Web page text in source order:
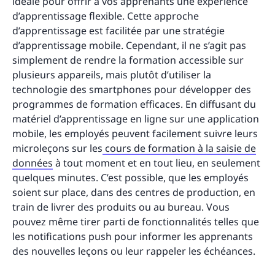
d’apprentissage flexible. Cette approche
d’apprentissage est facilitée par une stratégie
d’apprentissage mobile. Cependant, il ne s’agit pas
simplement de rendre la formation accessible sur
plusieurs appareils, mais plutôt d’utiliser la
technologie des smartphones pour développer des
programmes de formation efficaces. En diffusant du
matériel d’apprentissage en ligne sur une application
mobile, les employés peuvent facilement suivre leurs
microleçons sur les cours de formation à la saisie de
données à tout moment et en tout lieu, en seulement
quelques minutes. C’est possible, que les employés
soient sur place, dans des centres de production, en
train de livrer des produits ou au bureau. Vous
pouvez même tirer parti de fonctionnalités telles que
les notifications push pour informer les apprenants
des nouvelles leçons ou leur rappeler les échéances.